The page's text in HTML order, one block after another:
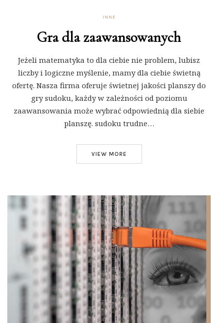
INNE
Gra dla zaawansowanych
Jeżeli matematyka to dla ciebie nie problem, lubisz
liczby i logiczne myślenie, mamy dla ciebie świetną
ofertę. Nasza firma oferuje świetnej jakości planszy do
gry sudoku, każdy w zależności od poziomu
zaawansowania może wybrać odpowiednią dla siebie
planszę. sudoku trudne…
VIEW MORE